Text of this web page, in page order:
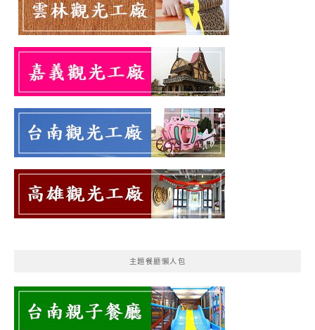
主題餐廳懶人包